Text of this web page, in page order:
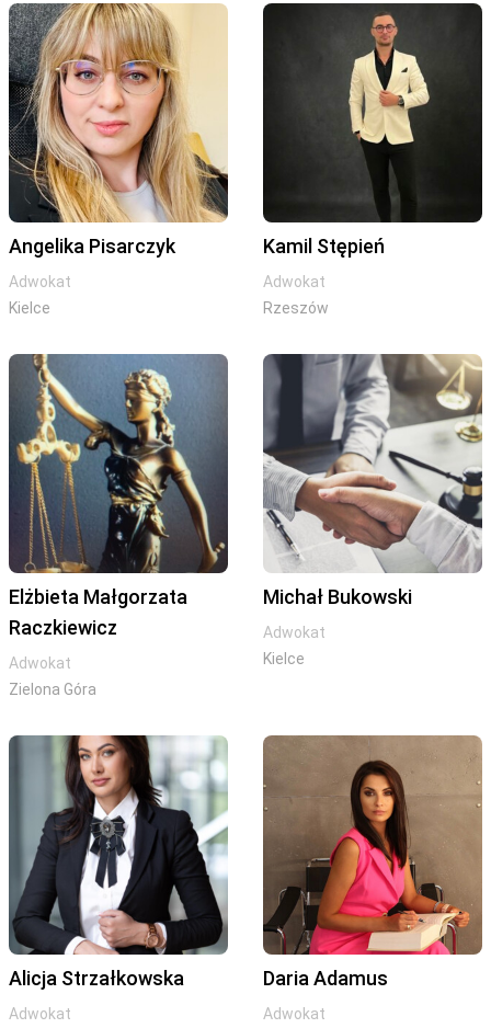
Angelika Pisarczyk
Adwokat
Kielce
Kamil Stępień
Adwokat
Rzeszów
Elżbieta Małgorzata
Raczkiewicz
Adwokat
Zielona Góra
Michał Bukowski
Adwokat
Kielce
Alicja Strzałkowska
Adwokat
Daria Adamus
Adwokat